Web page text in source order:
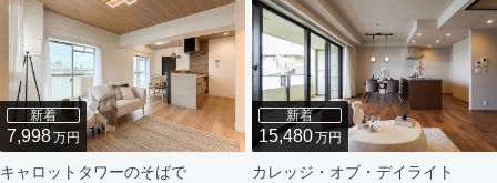
新着
7,998万円
キャロットタワーのそばで
新着
15,480万円
カレッジ・オブ・デイライト